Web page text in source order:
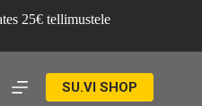
25€ tellimustele
SU.VI SHOP